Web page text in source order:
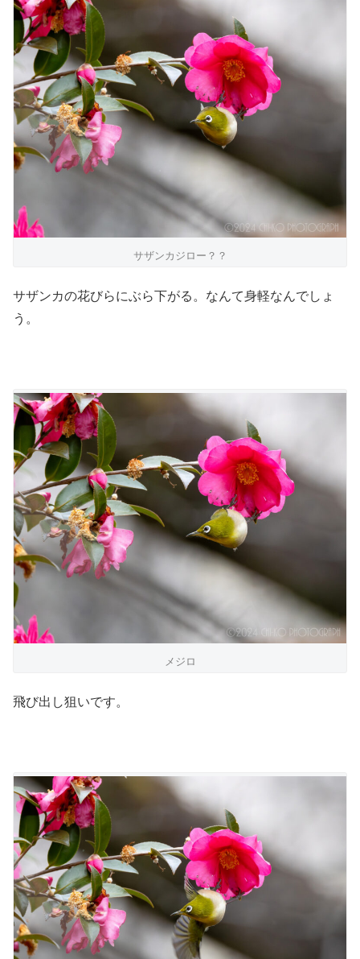
サザンカジロー？？
サザンカの花びらにぶら下がる。なんて身軽なんでしょ
う。
メジロ
飛び出し狙いです。